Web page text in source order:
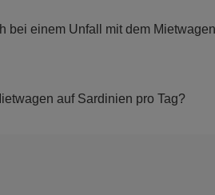
bei einem Unfall mit dem
auf Sardinien pro Tag?